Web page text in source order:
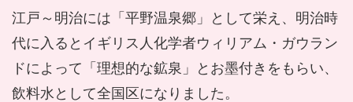
江戸～明治には「平野温泉郷」として栄え、明治時
代に入るとイギリス人化学者ウィリアム・ガウラン
ドによって「理想的な鉱泉」とお墨付きをもらい、
飲料水として全国区になりました。